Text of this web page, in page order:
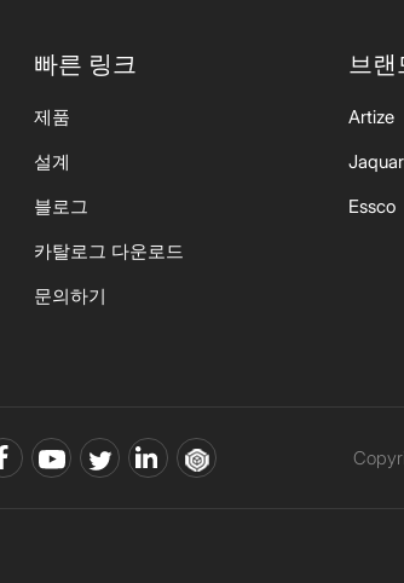
빠른 링크
제품
설계
블로그
카탈로그 다운로드
문의하기
브랜
Artize
Jaquar
Essco